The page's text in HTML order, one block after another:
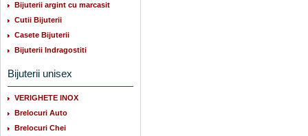
Bijuterii argint cu marcasit
Cutii Bijuterii
Casete Bijuterii
Bijuterii Indragostiti
Bijuterii unisex
VERIGHETE INOX
Brelocuri Auto
Brelocuri Chei